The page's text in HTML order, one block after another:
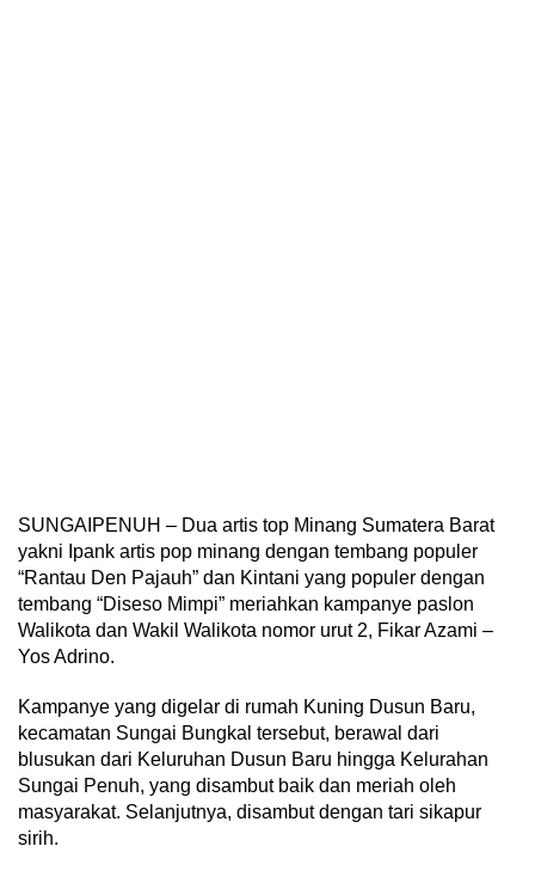
SUNGAIPENUH – Dua artis top Minang Sumatera Barat
yakni Ipank artis pop minang dengan tembang populer
“Rantau Den Pajauh” dan Kintani yang populer dengan
tembang “Diseso Mimpi” meriahkan kampanye paslon
Walikota dan Wakil Walikota nomor urut 2, Fikar Azami –
Yos Adrino.
Kampanye yang digelar di rumah Kuning Dusun Baru,
kecamatan Sungai Bungkal tersebut, berawal dari
blusukan dari Keluruhan Dusun Baru hingga Kelurahan
Sungai Penuh, yang disambut baik dan meriah oleh
masyarakat. Selanjutnya, disambut dengan tari sikapur
sirih.